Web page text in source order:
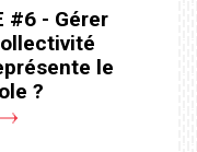
#6 - Gérer
le
?
des eaux
évenements
2026
évenements